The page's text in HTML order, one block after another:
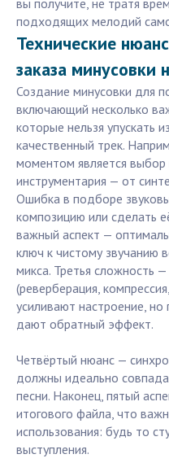
вы получите, не тратя
подходящих мелодий
Технические
заказа минусовки
Создание минусовки для
включающий несколько
которые нельзя упускать
качественный трек.
моментом является выбор
инструментария — от
Ошибка в подборе
композицию или сделать
важный аспект —
ключ к чистому звучанию
микса. Третья сложность
(реверберация,
усиливают настроение,
дают обратный эффект.
Четвёртый нюанс —
должны идеально
песни. Наконец, пятый
итогового файла, что
использования: будь то
выступления.